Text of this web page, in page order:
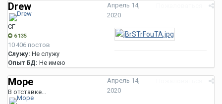
Drew
СГ
6 135
10 406 постов
Служу: Не служу
Опыт БД: Не имею
Апрель 14,
2020
Море
В отставке...
Апрель 14,
2020